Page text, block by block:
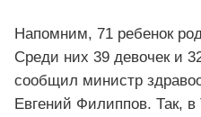
Напомним, 71 ребенок
Среди них 39 девочек и
сообщил министр
Евгений Филиппов. Так,